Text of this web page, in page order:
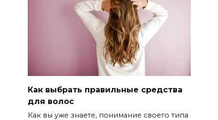
Как выбрать правильные средства
для волос
Как вы уже знаете, понимание своего типа